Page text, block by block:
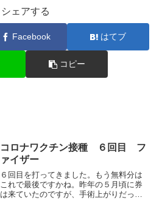
シェアする
Facebook はてブ
コピー
コロナワクチン接種 ６回目 フ
ァイザー
６回目を打ってきました。もう無料分は
これで最後ですかね。昨年の５月頃に券
は来ていたのですが、手術上がりだった